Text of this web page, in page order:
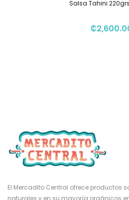
Salsa Tahini
₡
El Mercadito Central ofrece productos
naturales y en su mayoría orgánicos